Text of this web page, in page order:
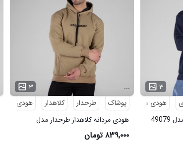
۳
هودی مردانه
۳
...
پوشاک
طرحدار کلاهدار هودی
هودی مردانه کلاهدار طرحدار مدل
49149
۸۳۹,۰۰۰ تومان